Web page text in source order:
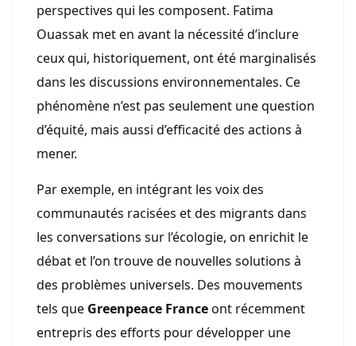
perspectives qui les composent. Fatima
Ouassak met en avant la nécessité d’inclure
ceux qui, historiquement, ont été marginalisés
dans les discussions environnementales. Ce
phénomène n’est pas seulement une question
d’équité, mais aussi d’efficacité des actions à
mener.
Par exemple, en intégrant les voix des
communautés racisées et des migrants dans
les conversations sur l’écologie, on enrichit le
débat et l’on trouve de nouvelles solutions à
des problèmes universels. Des mouvements
tels que Greenpeace Franceont récemment
entrepris des efforts pour développer une